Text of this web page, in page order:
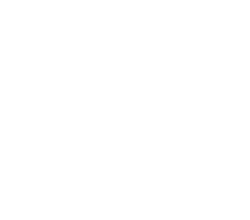
du Collagène en poudre?